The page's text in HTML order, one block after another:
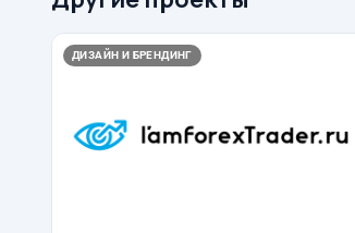
ДИЗАЙН И БРЕНДИНГ